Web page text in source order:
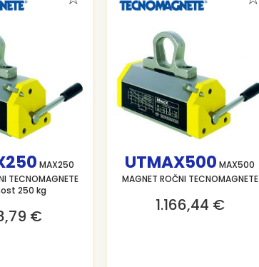
MAX250
TECNOMAGNETE
250 kg
€
UTMAX500 MAX500
MAGNET ROČNI TECNOMAGNETE
1.166,44 €